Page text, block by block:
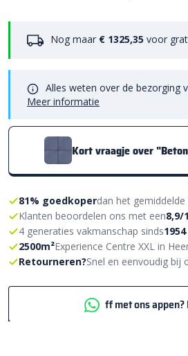
Nog maar € 1325,35 voor
Alles weten over de bezorging
Meer informatie
Kort vraagje over
81% goedkoperdan het gemiddelde
Klanten beoordelen ons met een8,9/
4 generaties vakmanschap sinds1954
2500m²Experience Centre XXL in
Retourneren?Snel en eenvoudig bij
ff met ons appen?